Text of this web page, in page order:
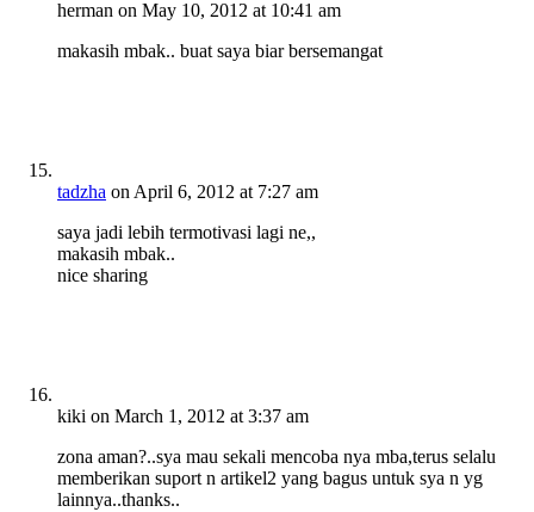
herman on May 10, 2012 at 10:41 am
makasih mbak.. buat saya biar bersemangat
tadzha on April 6, 2012 at 7:27 am
saya jadi lebih termotivasi lagi ne,,
makasih mbak..
nice sharing
kiki on March 1, 2012 at 3:37 am
zona aman?..sya mau sekali mencoba nya mba,terus selalu
memberikan suport n artikel2 yang bagus untuk sya n yg
lainnya..thanks..